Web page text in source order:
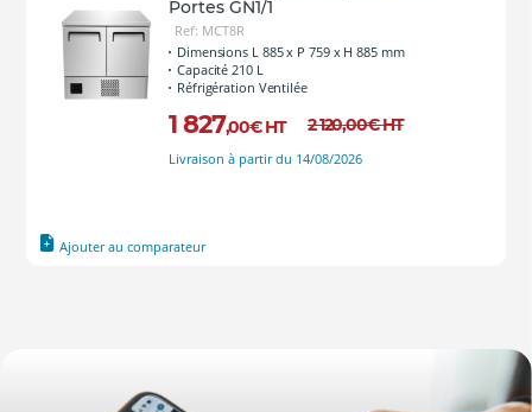
Portes GN1/1
Ref: MCT8R
Dimensions L 885 x P 759 x H 885 mm
Capacité 210 L
Réfrigération Ventilée
1 827,00€ HT 2 120,00€HT
Livraison à partir du 14/08/2026
Ajouter au comparateur